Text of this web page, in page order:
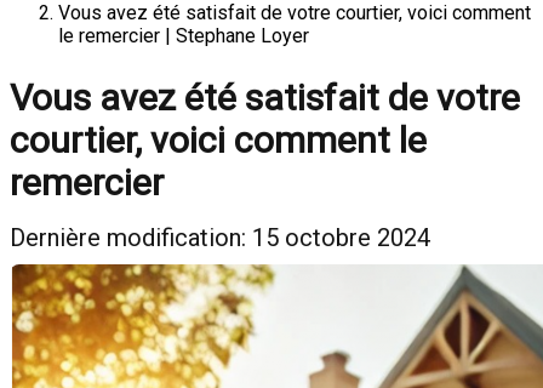
Vous avez été satisfait de votre courtier, voici comment
le remercier | Stephane Loyer
Vous avez été satisfait de votre
courtier, voici comment le
remercier
Dernière modification: 15 octobre 2024